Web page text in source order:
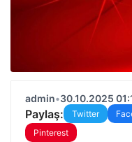
admin•30.10.2025
Paylaş: Twitter
Pinterest